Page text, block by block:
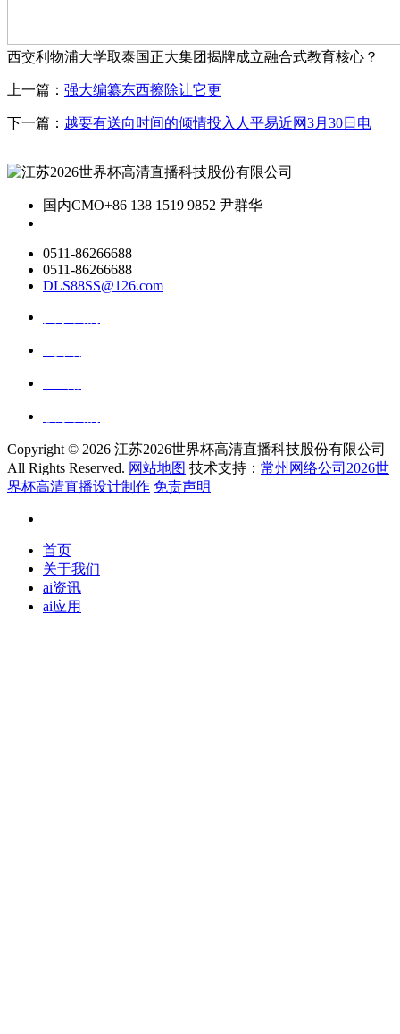
西交利物浦大学取泰国正大集团揭牌成立融合式教育核心？
上一篇： 强大编纂东西擦除让它更
下一篇： 越要有送向时间的倾情投入人平易近网3月30日电
国内CMO+86 138 1519 9852 尹群华
0511-86266688
0511-86266688
DLS88SS@126.com
Copyright © 2026 江苏2026世界杯高清直播科技股份有限公司
All Rights Reserved. 网站地图 技术支持： 常州网络公司2026世
界杯高清直播设计制作 免责声明
首页
关于我们
ai资讯
ai应用